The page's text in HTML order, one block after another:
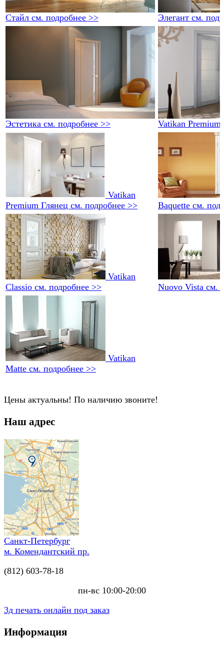
Стайл см. подробнее >> Элегант см.
Эстетика см. подробнее >> Vatikan Premium
Vatikan
Premium Глянец см. подробнее >> Baquette см.
Vatikan
Classio см. подробнее >> Nuovo Vista см.
Vatikan
Matte см. подробнее >>
Цены актуальны! По наличию звоните!
Наш адрес
Санкт-Петербург
м. Комендантский пр.
(812) 603-78-18
пн-вс 10:00-20:00
3д печать онлайн под заказ
Информация